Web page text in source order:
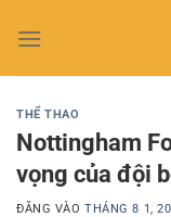
qua
THỂ THAO
Nottingham
vọng của đội
ĐĂNG VÀOTHÁNG 8 1,